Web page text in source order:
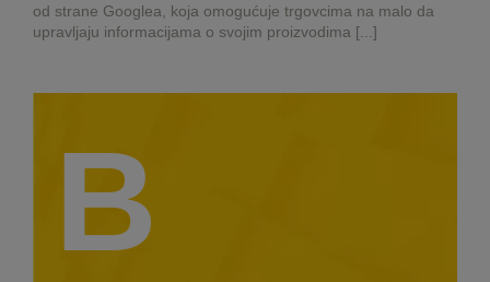
od strane Googlea, koja omogućuje trgovcima na malo da
upravljaju informacijama o svojim proizvodima [...]
B